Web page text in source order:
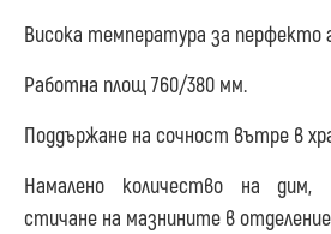
Висока температура за перфекто
Работна площ 760/380 мм.
Поддържане на сочност вътре в
Намалено количество на дим,
стичане на мазнините в